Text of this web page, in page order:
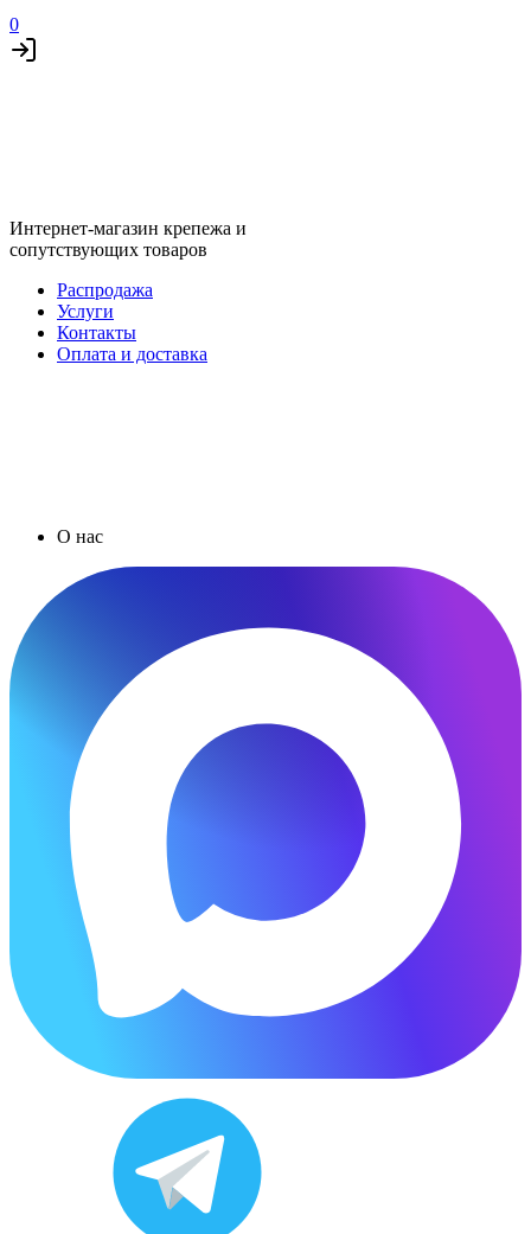
0
Интернет-магазин крепежа и
сопутствующих товаров
Распродажа
Услуги
Контакты
Оплата и доставка
О нас